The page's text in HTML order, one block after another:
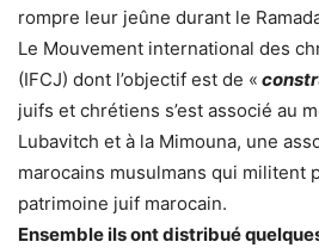
rompre leur jeûne durant le
Le Mouvement international des
(IFCJ) dont l’objectif est de «
juifs et chrétiens s’est associé au
Lubavitch et à la Mimouna, une
marocains musulmans qui militent
patrimoine juif marocain.
Ensemble ils ont distribué